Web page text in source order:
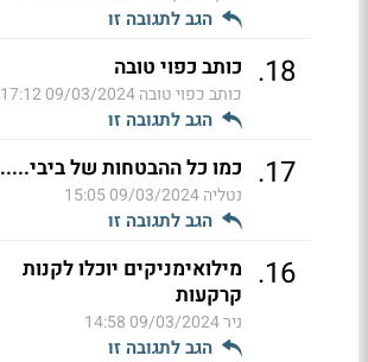
הגב לתגובה זו
18
. כותב כפוי טובה
כותב כפוי טובה09/03/2024 17:12
הגב לתגובה זו
17
. כמו כל ההבטחות של ביבי.....
נטליה09/03/2024 15:05
הגב לתגובה זו
16
. מילואימניקים יוכלו לקנות
קרקעות
ניר09/03/2024 14:58
הגב לתגובה זו